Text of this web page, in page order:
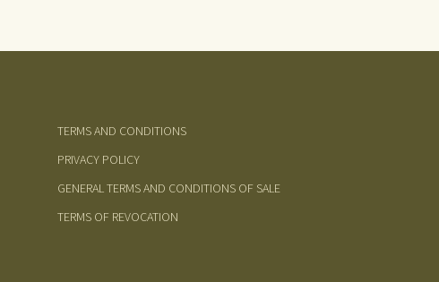
TERMS AND CONDITIONS
PRIVACY POLICY
GENERAL TERMS AND CONDITIONS OF SALE
TERMS OF REVOCATION